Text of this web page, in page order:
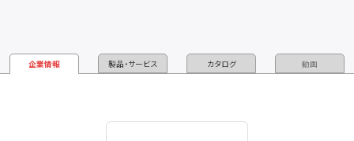
企業情報 製品・サービス カタログ 動画